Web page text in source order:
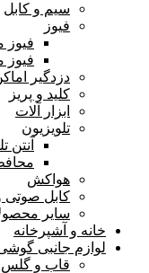
سیم و کابل
فیوز
فیوز
فیوز
دزدگیر
کلید و پریز
ابزار آلات
تلویزیون
آنتن
هواکش
کابل صوتی
سایر
خانه و آشپرخانه
لوازم جانبی
قاب و